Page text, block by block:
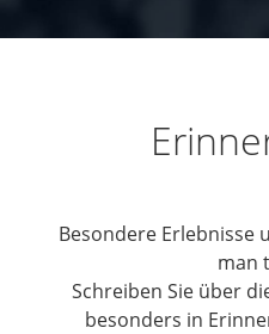
Besondere Erlebnisse
man
Schreiben Sie über
besonders in